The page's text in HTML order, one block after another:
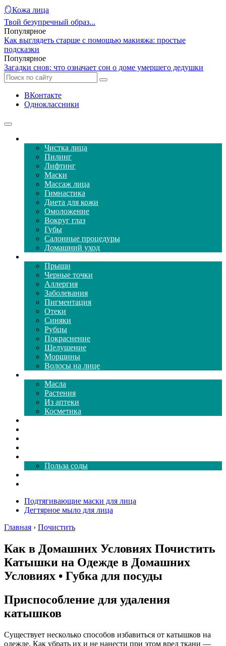
🪞Кожа лица
Твой безупречный образ...
Популярное
Как выглядеть старше с помощью макияжа: простые
подсказки
Популярное
Загадки снов: что означает сон о доме умершего дедушки
ВКонтакте
Одноклассники
Чистка лица
Пилинг
Лифтинг
Маски
Массаж лица
Гимнастика
Диета для кожи
Омоложение
Вокруг глаз
Губы
Салонные процедуры
Домашний уход
Прыщи
Черные точки
Аллергия
Заболевания
Пигментация
Отеки
Синяки
Рубцы
Покраснение
Шелушение
Морщины
Волосы на лице
Масла
Растения
Из аптеки
Косметика
Польза соды
Подтягивающие маски для лица
Дегтярное мыло для лица
Главная › Почистить
Как в Домашних Условиях Почистить
Катышки на Одежде в Домашних
Условиях • Губка для посуды
Приспособление для удаления
катышков
Существует несколько способов избавиться от катышков на
одежде. Как убрать их и не нанести при этом вред ткани —